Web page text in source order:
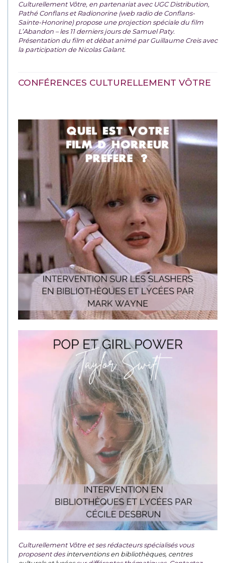
Culturellement Vôtre, en partenariat avec UGC Distribution,
Pathé Conflans et Radionorine (web radio de Conflans-
Sainte-Honorine) propose une projection spéciale du film
L’Abandon – les 11 derniers jours de Samuel Paty.
Présentation du film et débat animé par Guillaume Creis avec
la participation de Nicolas Galant.
CONFÉRENCES CULTURELLEMENT VÔTRE
Culturellement Vôtre et ses rédacteurs spécialisés vous
proposent desinterventions en bibliothèques, centres